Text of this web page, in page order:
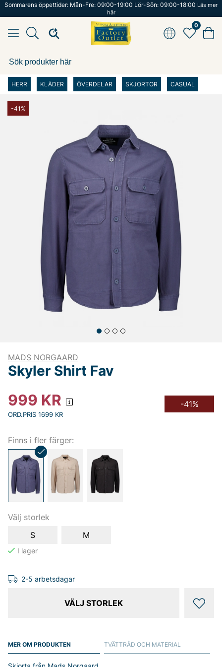
Sommarens öppettider: Mån-Fre: 09:00-19:00 Lör-Sön: 09:00-18:00 Läs mer
här
0
HERR KLÄDER ÖVERDELAR SKJORTOR CASUAL
-41%
MADS NORGAARD
Skyler Shirt Fav
999 KR
ORD.PRIS 1699 KR
-41%
Finns i fler färger:
Välj storlek
S
M
2-5 arbetsdagar
VÄLJ STORLEK
MER OM PRODUKTEN TVÄTTRÅD OCH MATERIAL